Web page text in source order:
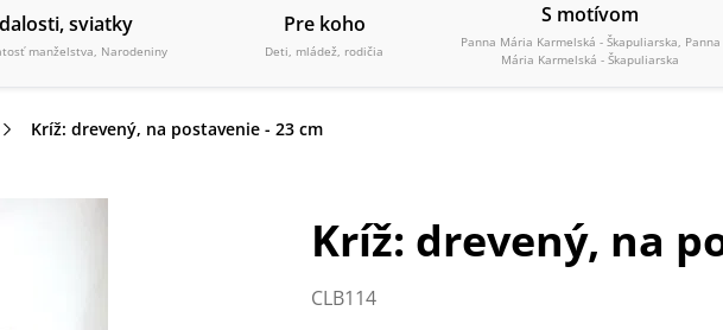
sviatky
manželstva, Narodeniny
Pre koho
Deti, mládež, rodičia
S motívom
Panna Mária Karmelská - Škapuliarska, Panna
Mária Karmelská - Škapuliarska
Kríž: drevený, na postavenie - 23 cm
Kríž: drevený, na
CLB114